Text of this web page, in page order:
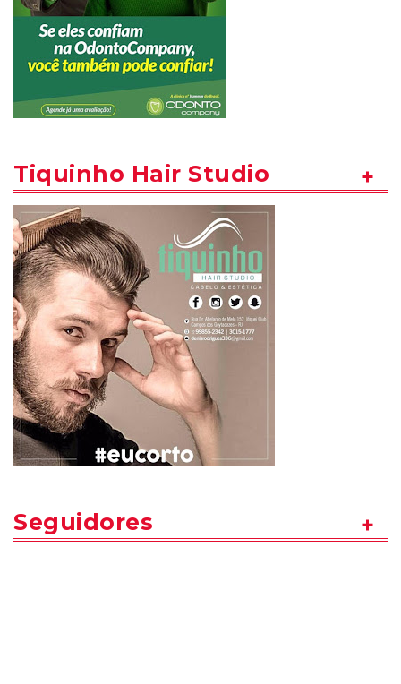
Tiquinho Hair Studio
Seguidores